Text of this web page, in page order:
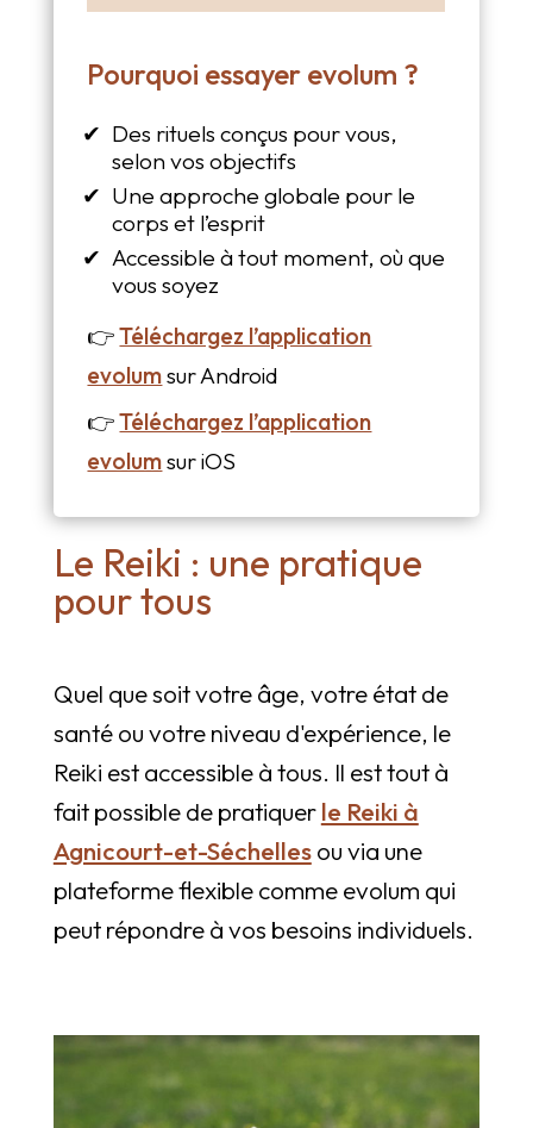
Pourquoi essayer evolum ?
Des rituels conçus pour vous,
selon vos objectifs
Une approche globale pour le
corps et l’esprit
Accessible à tout moment, où que
vous soyez
👉Téléchargez l’application
evolumsur Android
👉Téléchargez l’application
evolumsur iOS
Le Reiki : une pratique
pour tous
Quel que soit votre âge, votre état de
santé ou votre niveau d'expérience, le
Reiki est accessible à tous. Il est tout à
fait possible de pratiquerle Reiki à
Agnicourt-et-Séchellesou via une
plateforme flexible comme evolum qui
peut répondre à vos besoins individuels.